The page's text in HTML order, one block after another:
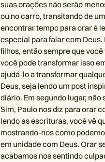
suas orações não serão
ou no carro, transitando de
encontrar tempo para orar é
especial para falar com
filhos, então sempre que
você pode transformar isso
ajudá-lo a transformar
Deus, seja lendo um post
diário. Em segundo lugar,
Sim, Paulo nos diz para orar
lendo as escrituras, você vê
mostrando-nos como
em unidade com Deus. Orar
acabamos nos sentindo